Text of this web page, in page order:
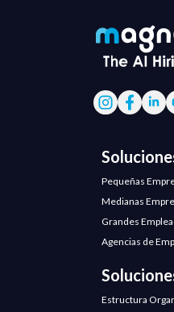
Pequeñas
Medianas
Grandes
Agencias de
Estructura